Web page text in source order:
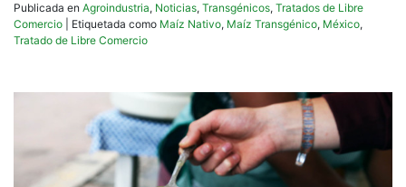
Publicada en Agroindustria, Noticias, Transgénicos, Tratados de Libre
Comercio
Etiquetada como Maíz Nativo, Maíz Transgénico, México,
Tratado de Libre Comercio